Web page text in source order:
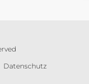
Datenschutz